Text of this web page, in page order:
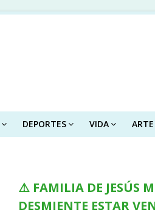
DEPORTES VIDA
⚠️ FAMILIA DE JESÚS
DESMIENTE ESTAR